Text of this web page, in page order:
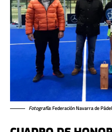
Fotografía: Federación Navarra de Pádel